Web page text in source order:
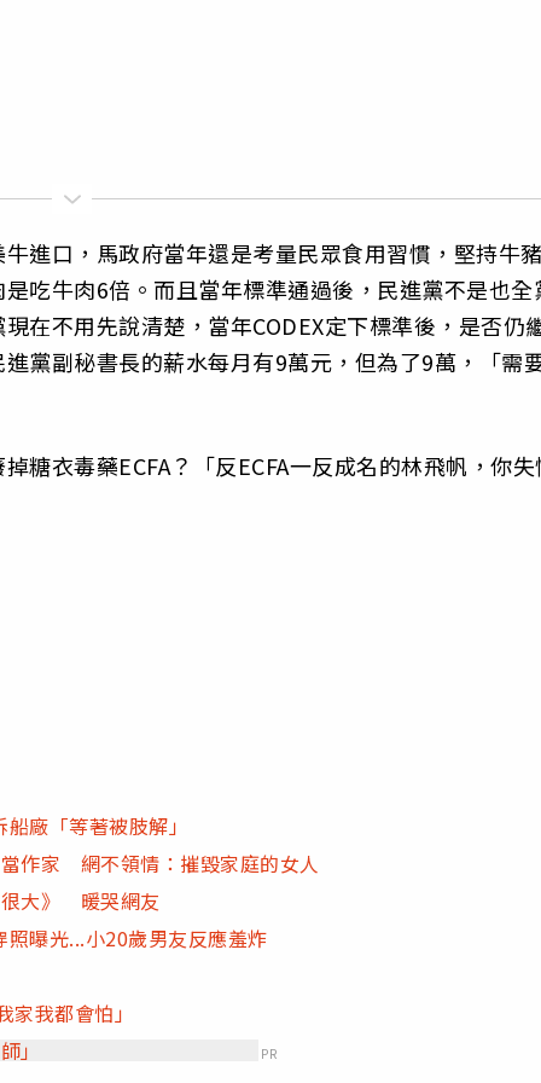
進口， 馬政府當年還是考量民眾食用習慣，堅持牛
吃牛肉6倍。 而且當年標準通過後， 民進黨不是也全
在不用先說清楚，當年CODEX定下標準後， 是否仍
黨副秘書長的薪水每月有9萬元，但為了9萬，「需
糖衣毒藥ECFA？「反ECFA一反成名的林飛帆，你
廠「等著被肢解」
作家 網不領情：摧毀家庭的女人
很大》 暖哭網友
曝光...小20歲男友反應羞炸
我都會怕」
」
PR